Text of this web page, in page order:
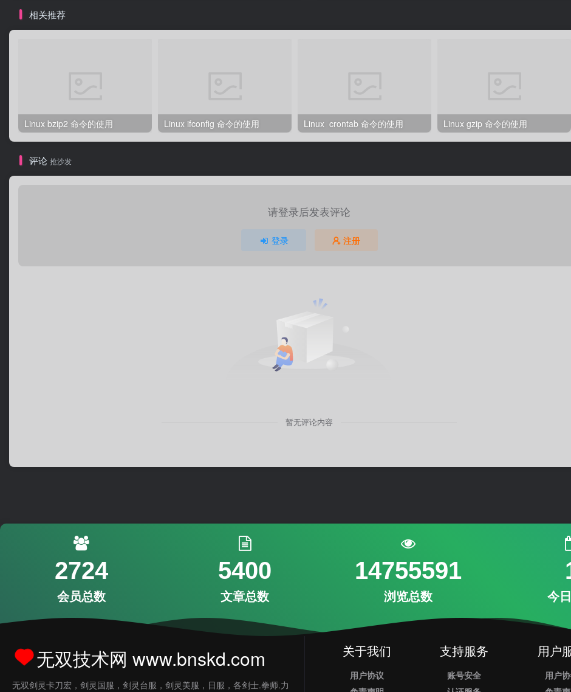
相关推荐
Linux bzip2 命令的使用 Linux ifconfig 命令的使用 Linux crontab 命令的使用 Linux gzip 命令的使用
评论 抢沙发
请登录后发表评论
登录 注册
暂无评论内容
2724
会员总数
5400
文章总数
14755591
浏览总数 今
无双技术网 www.bnskd.com
无双剑灵卡刀宏，剑灵国服，剑灵台服，剑灵美服，日服，各剑士.拳师.力
关于我们
用户协议
支持服务
账号安全
用户
用户